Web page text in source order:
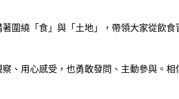
圍繞「食」與「土地」，帶領大家從飲
、用心感受，也勇敢發問、主動參與。